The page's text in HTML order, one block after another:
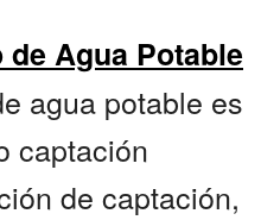
Agua Potable
agua potable es
captación
de captación,